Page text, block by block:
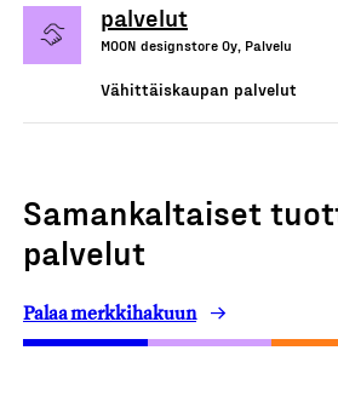
palvelut
MOON designstore Oy, Palvelu
Vähittäiskaupan palvelut
Samankaltaiset
palvelut
Palaa merkkihakuun